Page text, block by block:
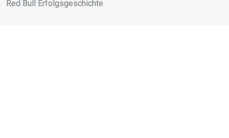
Red Bull Erfolgsgeschichte